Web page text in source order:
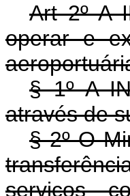
Art 2º A
operar e
§ 1º A
através de
§ 2º O
serviços